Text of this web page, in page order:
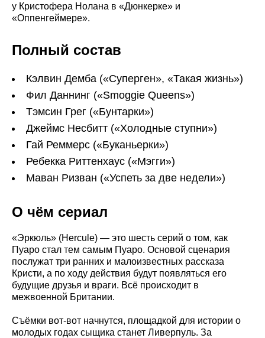
у Кристофера Нолана в «Дюнкерке» и
«Оппенгеймере».
Полный состав
Кэлвин Демба («Суперген», «Такая жизнь»)
Фил Даннинг («Smoggie Queens»)
Тэмсин Грег («Бунтарки»)
Джеймс Несбитт («Холодные ступни»)
Гай Реммерс («Буканьерки»)
Ребекка Риттенхаус («Мэгги»)
Маван Ризван («Успеть за две недели»)
О чём сериал
«Эркюль» (Hercule) — это шесть серий о том, как
Пуаро стал тем самым Пуаро. Основой сценария
послужат три ранних и малоизвестных рассказа
Кристи, а по ходу действия будут появляться его
будущие друзья и враги. Всё происходит в
межвоенной Британии.
Съёмки вот-вот начнутся, площадкой для истории о
молодых годах сыщика станет Ливерпуль. За